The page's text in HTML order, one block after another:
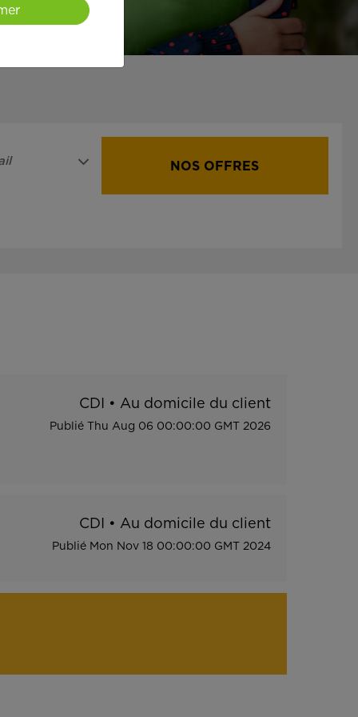
NOS OFFRES
CDI • Au domicile du client
Publié Thu Aug 06 00:00:00 GMT 2026
CDI • Au domicile du client
Publié Mon Nov 18 00:00:00 GMT 2024